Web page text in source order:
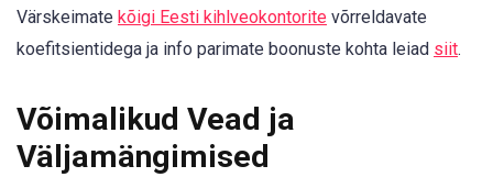
Värskeimate kõigi Eesti kihlveokontorite võrreldavate
koefitsientidega ja info parimate boonuste kohta leiad siit.
Võimalikud Vead ja
Väljamängimised